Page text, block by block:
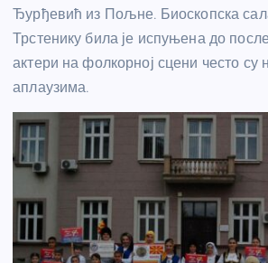
Ђурђевић из Пољне. Биоскопска
Трстенику била је испуњена до
актери на фолкорној сцени често су
аплаузима.